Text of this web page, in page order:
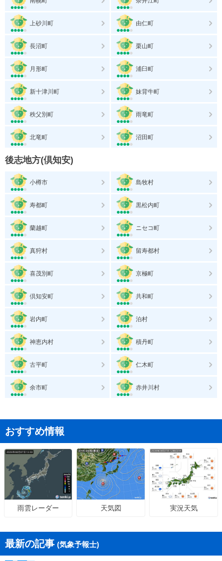
上砂川町 由仁町
長沼町 栗山町
月形町 浦臼町
新十津川町 妹背牛町
秩父別町 雨竜町
北竜町 沼田町
後志地方(倶知安)
小樽市 島牧村
寿都町 黒松内町
蘭越町 ニセコ町
真狩村 留寿都村
喜茂別町 京極町
倶知安町 共和町
岩内町 泊村
神恵内村 積丹町
古平町 仁木町
余市町 赤井川村
おすすめ情報
雨雲レーダー 天気図 実況天気
最新の記事 (気象予報士)